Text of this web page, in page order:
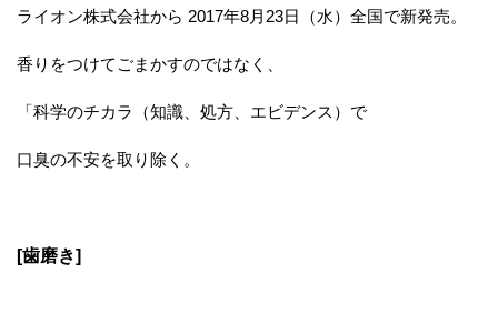
ライオン株式会社から 2017年8月23日（水）全国で新発売。
香りをつけてごまかすのではなく、
「科学のチカラ（知識、処方、エビデンス）で
口臭の不安を取り除く。
[歯磨き]